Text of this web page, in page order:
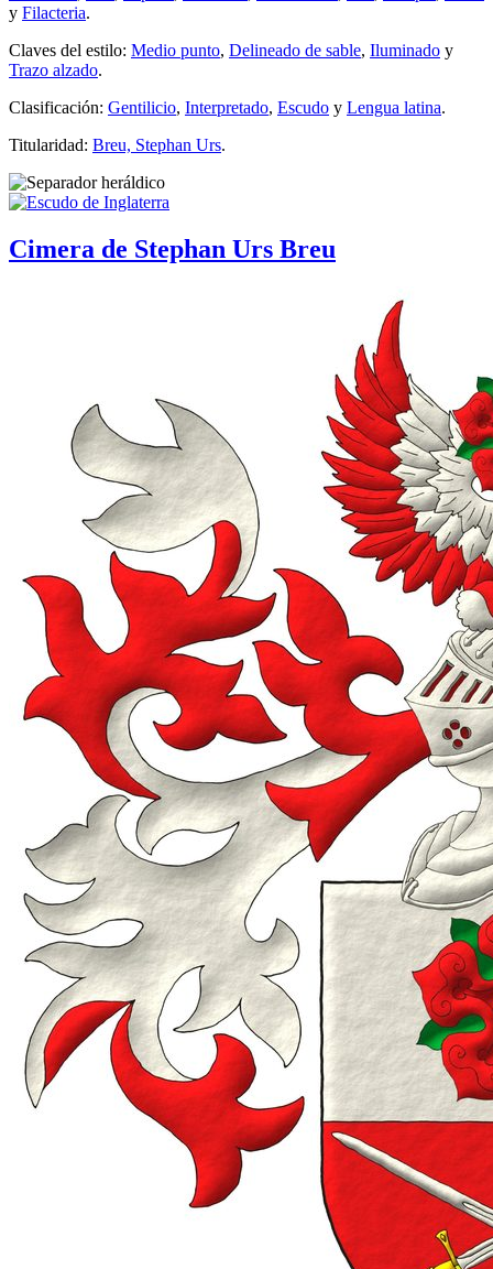
y Filacteria.
Claves del estilo: Medio punto, Delineado de sable, Iluminado y
Trazo alzado.
Clasificación: Gentilicio, Interpretado, Escudo y Lengua latina.
Titularidad: Breu, Stephan Urs.
Cimera de Stephan Urs Breu